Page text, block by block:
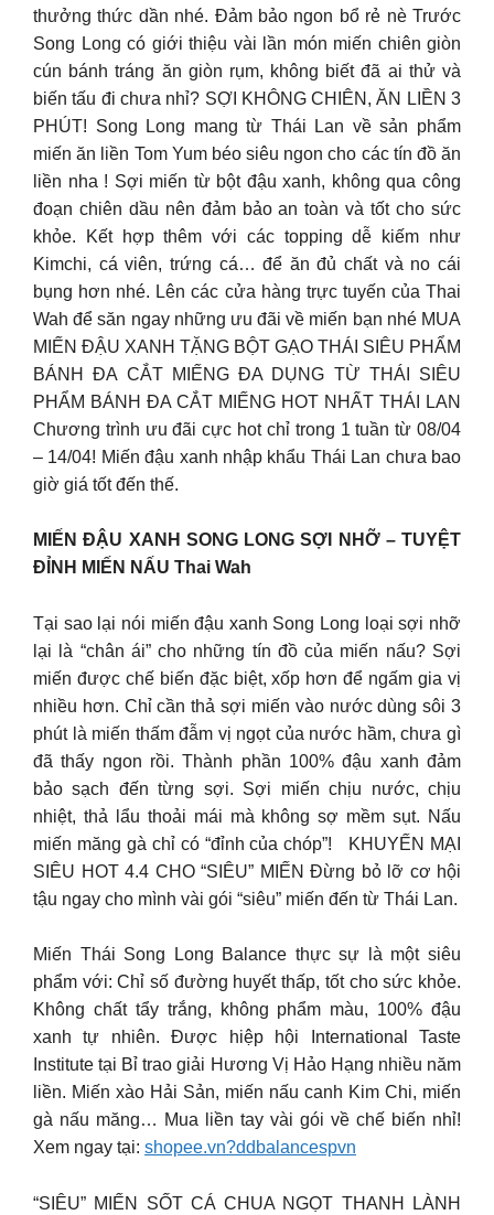
thưởng thức dần nhé. Đảm bảo ngon bổ rẻ nè Trước
Song Long có giới thiệu vài lần món miến chiên giòn
cún bánh tráng ăn giòn rụm, không biết đã ai thử và
biến tấu đi chưa nhỉ? SỢI KHÔNG CHIÊN, ĂN LIỀN 3
PHÚT! Song Long mang từ Thái Lan về sản phẩm
miến ăn liền Tom Yum béo siêu ngon cho các tín đồ ăn
liền nha ! Sợi miến từ bột đậu xanh, không qua công
đoạn chiên dầu nên đảm bảo an toàn và tốt cho sức
khỏe. Kết hợp thêm với các topping dễ kiếm như
Kimchi, cá viên, trứng cá… để ăn đủ chất và no cái
bụng hơn nhé. Lên các cửa hàng trực tuyến của Thai
Wah để săn ngay những ưu đãi về miến bạn nhé MUA
MIẾN ĐẬU XANH TẶNG BỘT GẠO THÁI SIÊU PHẨM
BÁNH ĐA CẮT MIẾNG ĐA DỤNG TỪ THÁI SIÊU
PHẨM BÁNH ĐA CẮT MIẾNG HOT NHẤT THÁI LAN
Chương trình ưu đãi cực hot chỉ trong 1 tuần từ 08/04
– 14/04! Miến đậu xanh nhập khẩu Thái Lan chưa bao
giờ giá tốt đến thế.
MIẾN ĐẬU XANH SONG LONG SỢI NHỠ – TUYỆT
ĐỈNH MIẾN NẤU Thai Wah
Tại sao lại nói miến đậu xanh Song Long loại sợi nhỡ
lại là “chân ái” cho những tín đồ của miến nấu? Sợi
miến được chế biến đặc biệt, xốp hơn để ngấm gia vị
nhiều hơn. Chỉ cần thả sợi miến vào nước dùng sôi 3
phút là miến thấm đẫm vị ngọt của nước hầm, chưa gì
đã thấy ngon rồi. Thành phần 100% đậu xanh đảm
bảo sạch đến từng sợi. Sợi miến chịu nước, chịu
nhiệt, thả lẩu thoải mái mà không sợ mềm sụt. Nấu
miến măng gà chỉ có “đỉnh của chóp”! KHUYẾN MẠI
SIÊU HOT 4.4 CHO “SIÊU” MIẾN Đừng bỏ lỡ cơ hội
tậu ngay cho mình vài gói “siêu” miến đến từ Thái Lan.
Miến Thái Song Long Balance thực sự là một siêu
phẩm với: Chỉ số đường huyết thấp, tốt cho sức khỏe.
Không chất tẩy trắng, không phẩm màu, 100% đậu
xanh tự nhiên. Được hiệp hội International Taste
Institute tại Bỉ trao giải Hương Vị Hảo Hạng nhiều năm
liền. Miến xào Hải Sản, miến nấu canh Kim Chi, miến
gà nấu măng… Mua liền tay vài gói về chế biến nhỉ!
Xem ngay tại: shopee.vn?ddbalancespvn
“SIÊU” MIẾN SỐT CÁ CHUA NGỌT THANH LÀNH